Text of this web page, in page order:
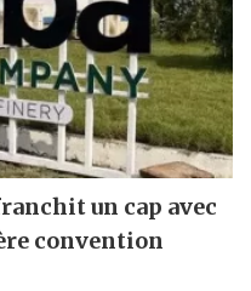
un cap avec
convention